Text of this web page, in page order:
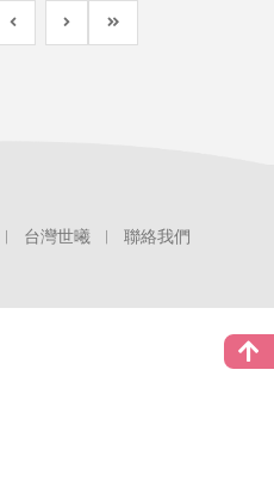
台灣世曦 聯絡我們